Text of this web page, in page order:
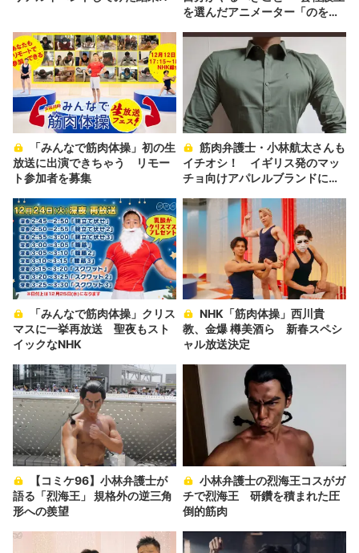
を選んだアニメーター「のを
放送に出演できちゃう リモー
ト参加者を募集
イチオシ！ イギリス発のマッ
チョ向けアパレルブランドに注
マスに一挙再放送 聖夜もスト
イックなNHK
教、金爆 樽美酒ら 新春スペシ
ャル放送決定
語る「烈海王」 規格外の逆三角
形への羨望
チで烈海王 研鑽を積まれた圧
倒的筋肉